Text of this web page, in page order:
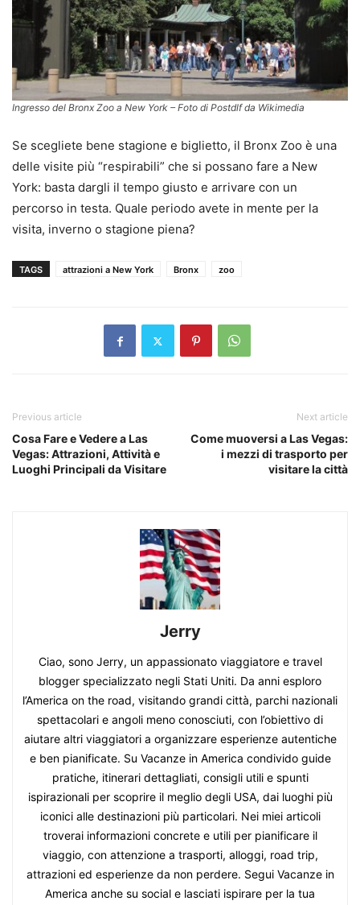
Ingresso del Bronx Zoo a New York – Foto di Postdlf da Wikimedia
Se scegliete bene stagione e biglietto, il Bronx Zoo è una
delle visite più “respirabili” che si possano fare a New
York: basta dargli il tempo giusto e arrivare con un
percorso in testa. Quale periodo avete in mente per la
visita, inverno o stagione piena?
TAGS attrazioni a New York Bronx zoo
Previous article
Cosa Fare e Vedere a Las
Vegas: Attrazioni, Attività e
Luoghi Principali da Visitare
Next article
Come muoversi a Las Vegas:
i mezzi di trasporto per
visitare la città
Jerry
Ciao, sono Jerry, un appassionato viaggiatore e travel
blogger specializzato negli Stati Uniti. Da anni esploro
l’America on the road, visitando grandi città, parchi nazionali
spettacolari e angoli meno conosciuti, con l’obiettivo di
aiutare altri viaggiatori a organizzare esperienze autentiche
e ben pianificate. Su Vacanze in America condivido guide
pratiche, itinerari dettagliati, consigli utili e spunti
ispirazionali per scoprire il meglio degli USA, dai luoghi più
iconici alle destinazioni più particolari. Nei miei articoli
troverai informazioni concrete e utili per pianificare il
viaggio, con attenzione a trasporti, alloggi, road trip,
attrazioni ed esperienze da non perdere. Segui Vacanze in
America anche su social e lasciati ispirare per la tua